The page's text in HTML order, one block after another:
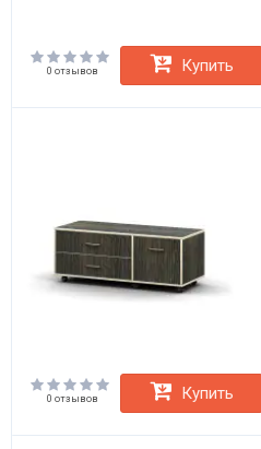
0 отзывов Купить
0 отзывов Купить